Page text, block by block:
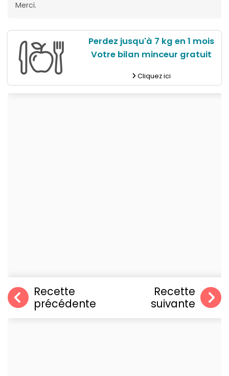
Merci.
Perdez jusqu'à 7 kg en 1 mois
Votre bilan minceur gratuit
Cliquez ici
Recette
précédente
Recette
suivante